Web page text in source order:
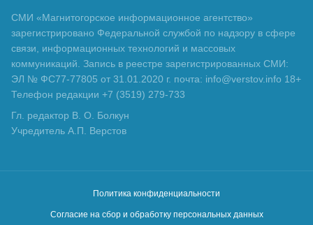
СМИ «Магнитогорское информационное агентство»
зарегистрировано Федеральной службой по надзору в сфере
связи, информационных технологий и массовых
коммуникаций. Запись в реестре зарегистрированных СМИ:
ЭЛ № ФС77-77805 от 31.01.2020 г. почта: info@verstov.info 18+
Телефон редакции +7 (3519) 279-733
Гл. редактор В. О. Болкун
Учредитель А.П. Верстов
Политика конфиденциальности
Согласие на сбор и обработку персональных данных